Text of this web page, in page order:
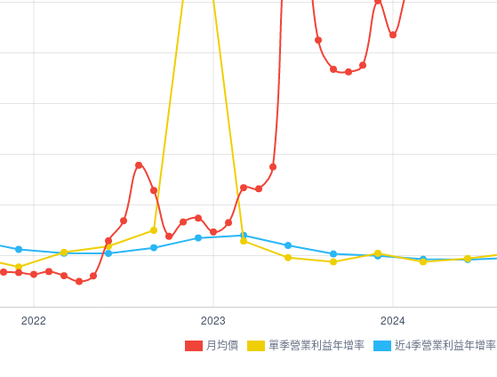
月均價 單季營業利益年增率 近4季營業利益年增率